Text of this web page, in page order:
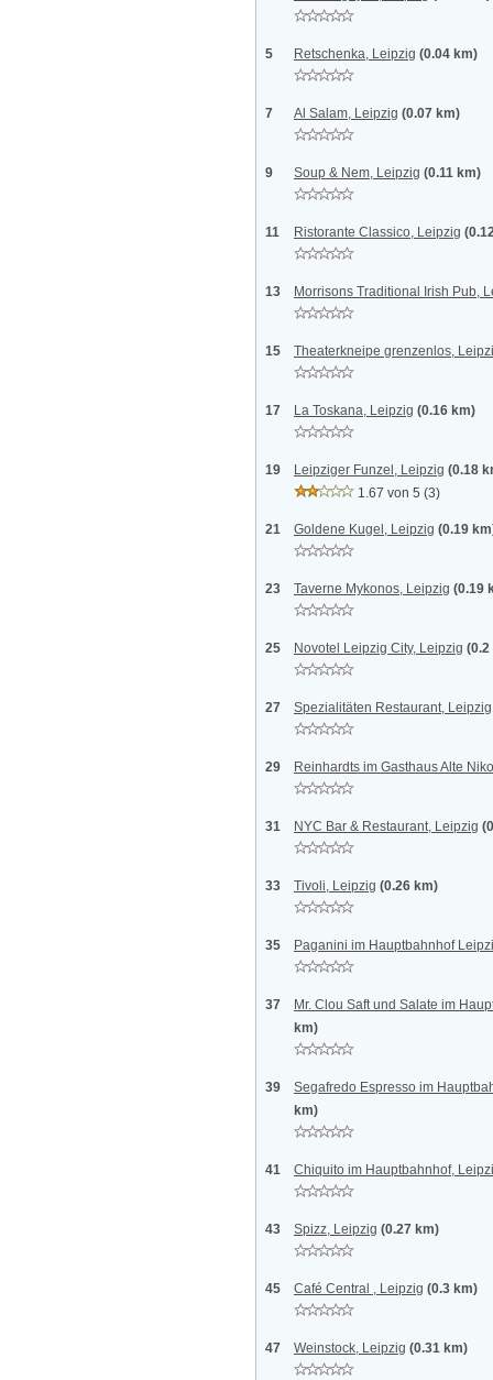
5 Retschenka, Leipzig (0.04 km)
7 Al Salam, Leipzig (0.07 km)
9 Soup & Nem, Leipzig (0.11 km)
11 Ristorante Classico, Leipzig
13 Morrisons Traditional Irish Pub,
15 Theaterkneipe grenzenlos,
17 La Toskana, Leipzig (0.16 km)
19 Leipziger Funzel, Leipzig (0.18
1.67 von 5 (3)
21 Goldene Kugel, Leipzig (0.19
23 Taverne Mykonos, Leipzig (0.19
25 Novotel Leipzig City, Leipzig (0.2
27 Spezialitäten Restaurant, Leipzig
29 Reinhardts im Gasthaus Alte
31 NYC Bar & Restaurant, Leipzig
33 Tivoli, Leipzig (0.26 km)
35 Paganini im Hauptbahnhof
37
Mr. Clou Saft und Salate im
km)
39
Segafredo Espresso im
km)
41 Chiquito im Hauptbahnhof,
43 Spizz, Leipzig (0.27 km)
45 Café Central , Leipzig (0.3 km)
47 Weinstock, Leipzig (0.31 km)